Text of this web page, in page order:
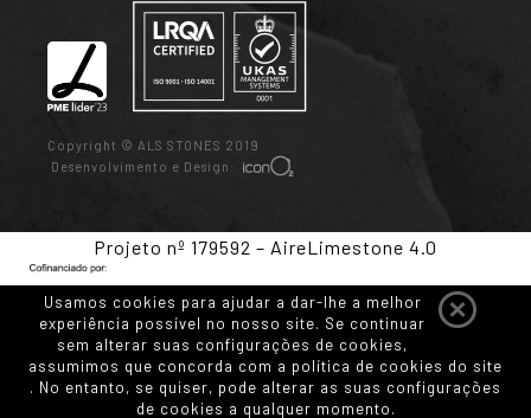
Copyright © ALS STONES 2019
Desenvolvimento e Design:
Projeto nº 179592 – AireLimestone 4.0
Usamos cookies para ajudar a dar-lhe a melhor
experiência possível no nosso site. Se continuar
sem alterar suas configurações de cookies,
assumimos que concorda com a política de cookies do site
. No entanto, se quiser, pode alterar as suas configurações
de cookies a qualquer momento.